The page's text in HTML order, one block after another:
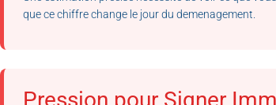
que ce chiffre change le jour du demenagement.